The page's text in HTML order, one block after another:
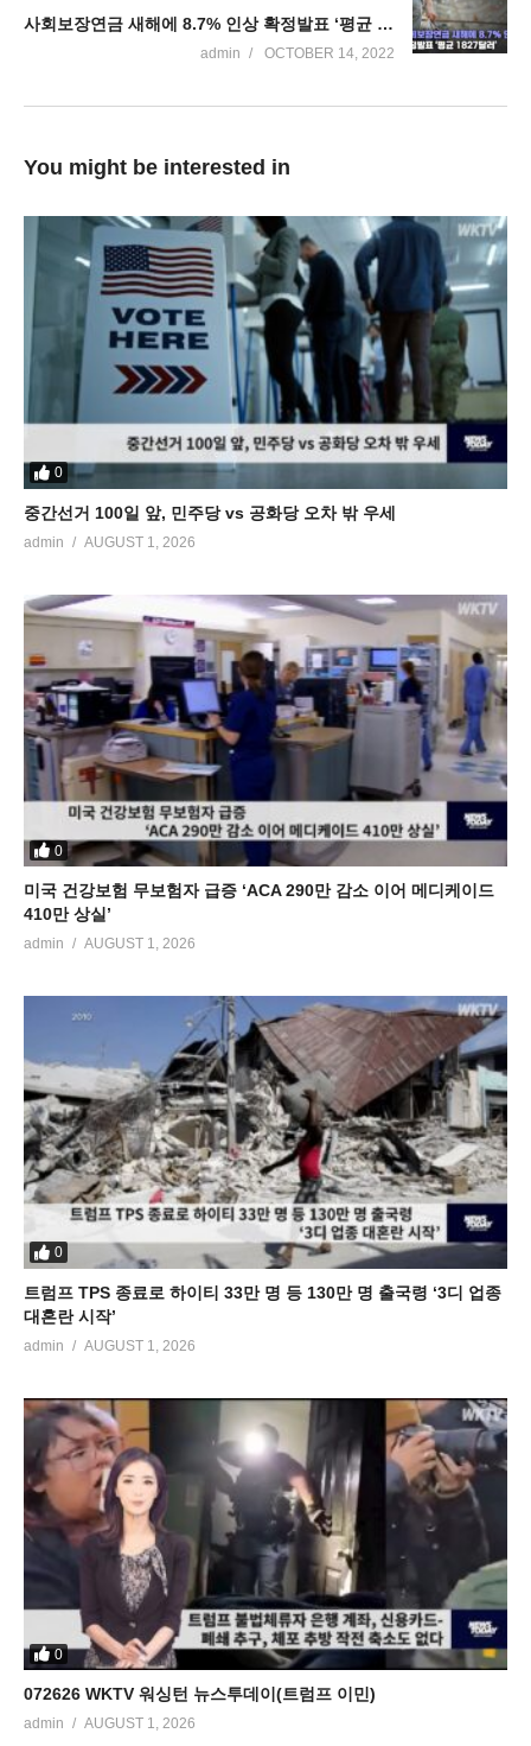
사회보장연금 새해에 8.7% 인상 확정발표 ‘평균 1827달러’
admin OCTOBER 14, 2022
You might be interested in
0
중간선거 100일 앞, 민주당 vs 공화당 오차 밖 우세
admin AUGUST 1, 2026
0
미국 건강보험 무보험자 급증 ‘ACA 290만 감소 이어 메디케이드
410만 상실’
admin AUGUST 1, 2026
0
트럼프 TPS 종료로 하이티 33만 명 등 130만 명 출국령 ‘3디 업종
대혼란 시작’
admin AUGUST 1, 2026
0
072626 WKTV 워싱턴 뉴스투데이(트럼프 이민)
admin AUGUST 1, 2026